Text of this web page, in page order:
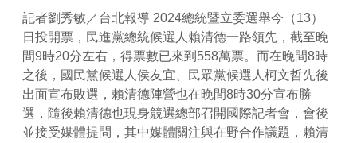
記者劉秀敏／台北報導 2024總統暨立委選舉今（13）
日投開票，民進黨總統候選人賴清德一路領先，截至晚
間9時20分左右，得票數已來到558萬票。而在晚間8時
之後，國民黨候選人侯友宜、民眾黨候選人柯文哲先後
出面宣布敗選，賴清德陣營也在晚間8時30分宣布勝
選，隨後賴清德也現身競選總部召開國際記者會，會後
並接受媒體提問，其中媒體關注與在野合作議題，賴清